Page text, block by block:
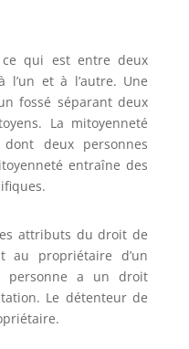
qui est entre deux
et à l’autre. Une
fossé séparant deux
La mitoyenneté
deux personnes
entraîne des
attributs du droit de
au propriétaire d’un
personne a un droit
Le détenteur de